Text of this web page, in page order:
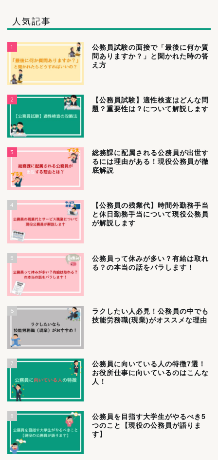
人気記事
1
公務員試験の面接で「最後に何か質
問ありますか？」と聞かれた時の答
え方
2
【公務員試験】適性検査はどんな問
題？重要性は？について解説します
3
総務課に配属される公務員が出世す
るには理由がある！現役公務員が徹
底解説
4
【公務員の残業代】時間外勤務手当
と休日勤務手当について現役公務員
が解説します
5
公務員って休みが多い？有給は取れ
る？の本当の話をバラします！
6
ラクしたい人必見！公務員の中でも
技能労務職(現業)がオススメな理由
7
公務員に向いている人の特徴7選！
お役所仕事に向いているのはこんな
人！
8
公務員を目指す大学生がやるべき5
つのこと【現役の公務員が語りま
す】